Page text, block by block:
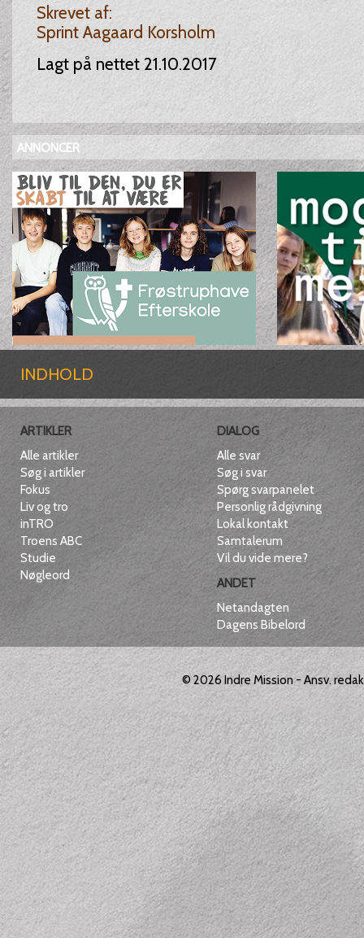
Skrevet af:
Sprint Aagaard Korsholm
Lagt på nettet 21.10.2017
ANNONCER
INDHOLD
ARTIKLER
Alle artikler
Søg i artikler
Fokus
Liv og tro
inTRO
Troens ABC
Studie
Nøgleord
DIALOG
Alle svar
Søg i svar
Spørg svarpanelet
Personlig rådgivning
Lokal kontakt
Samtalerum
Vil du vide mere?
ANDET
Netandagten
Dagens Bibelord
© 2026Indre Mission- Ansv.